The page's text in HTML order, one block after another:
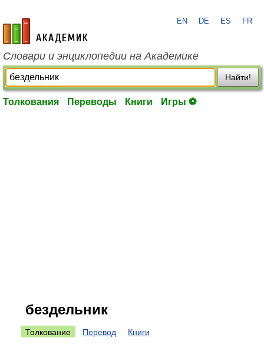
academic.ru
EN DE ES FR
Словари и энциклопедии на Академике
Найти!
Толкования Переводы Книги Игры ⚽
бездельник
Толкование Перевод Книги